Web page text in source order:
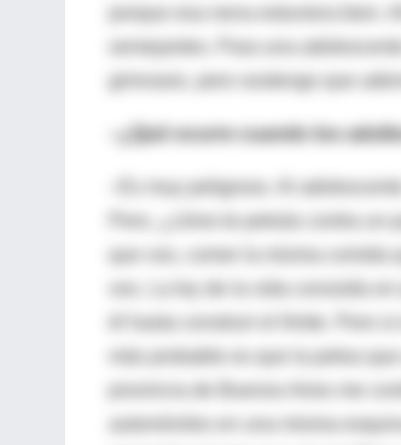
porque esa nena estuviera bien.
semejantes. Para una
gimnasio, pero sostengo que
–¿Qué ocurre cuando los
–Es muy peligroso. Al
Pero, ¿cómo te peleás contra un
vos. La ley de la vida consistía
más probable es que la pelea
provincia de Buenos Aires me
automóviles en una misma